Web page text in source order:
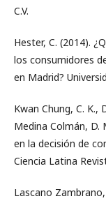
C.V.
Hester, C. (2014).
los consumidores
en Madrid?
Kwan Chung, C. K.,
Medina Colmán, D.
en la decisión de
Ciencia Latina
Lascano